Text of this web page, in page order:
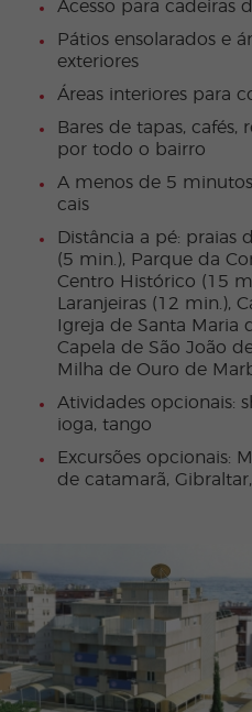
Acesso para cadeiras
Pátios ensolarados e
exteriores
Áreas interiores para
Bares de tapas, cafés,
por todo o bairro
A menos de 5
cais
Distância a pé: praias
(5 min.), Parque da
Centro Histórico (15
Laranjeiras (12 min.),
Igreja de Santa Maria
Capela de São João
Milha de Ouro de
Atividades opcionais:
ioga, tango
Excursões opcionais:
de catamarã,